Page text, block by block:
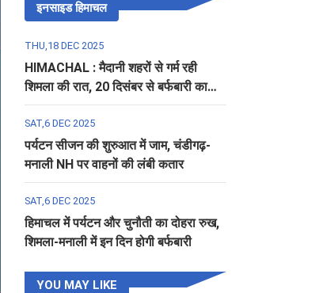
इनसाइड हिमाचल
THU,18 DEC 2025
HIMACHAL : मैदानी शहरों से गर्म रही
शिमला की रात, 20 दिसंबर से बर्फबारी का
अलर्ट
SAT,6 DEC 2025
पर्यटन सीजन की शुरुआत में जाम, चंडीगढ़-
मनाली NH पर वाहनों की लंबी कतार
SAT,6 DEC 2025
हिमाचल में पर्यटन और चुनौती का दोहरा रुख,
शिमला-मनाली में इन दिन होगी बर्फबारी
YOU MAY LIKE